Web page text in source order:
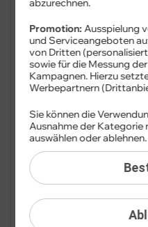
Festnetz-Geräte
Kundendaten
Mobilfunk
Drittanbieter
Mobilfunk-Tarife
abzurechnen.
Promotion:Ausspielung
und Serviceangeboten
von Dritten
sowie für die Messung
Kampagnen. Hierzu
Werbepartnern
Sie können die
Ausnahme der
auswählen oder ablehnen.